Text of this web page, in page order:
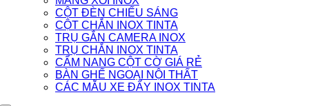
CỘT ĐÈN CHIẾU SÁNG
CỘT CHẮN INOX TINTA
TRỤ GẮN CAMERA INOX
TRỤ CHẮN INOX TINTA
CẨM NANG CỘT CỜ GIÁ RẺ
BÀN GHẾ NGOẠI NỘI THẤT
CÁC MẪU XE ĐẨY INOX TINTA